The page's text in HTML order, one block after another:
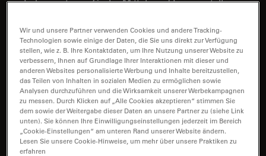
Wir und unsere Partner verwenden Cookies und andere Tracking-
Technologien sowie einige der Daten, die Sie uns direkt zur Verfügung
stellen, wie z. B. Ihre Kontaktdaten, um Ihre Nutzung unserer Website zu
verbessern, Ihnen auf Grundlage Ihrer Interaktionen mit dieser und
anderen Websites personalisierte Werbung und Inhalte bereitzustellen,
das Teilen von Inhalten in sozialen Medien zu ermöglichen sowie
Analysen durchzuführen und die Wirksamkeit unserer Werbekampagnen
zu messen. Durch Klicken auf „Alle Cookies akzeptieren“ stimmen Sie
dem sowie der Weitergabe dieser Daten an unsere Partner zu (siehe Link
unten). Sie können Ihre Einwilligungseinstellungen jederzeit im Bereich
„Cookie-Einstellungen“ am unteren Rand unserer Website ändern.
Lesen Sie unsere Cookie-Hinweise, um mehr über unsere Praktiken zu
erfahren